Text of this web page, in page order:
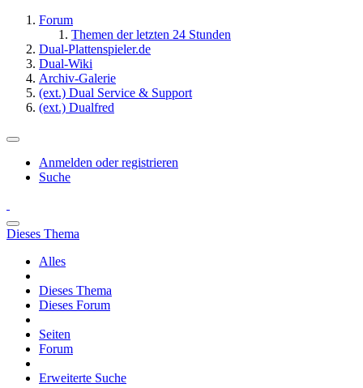
Forum
Themen der letzten 24 Stunden
Dual-Plattenspieler.de
Dual-Wiki
Archiv-Galerie
(ext.) Dual Service & Support
(ext.) Dualfred
Anmelden oder registrieren
Suche
Dieses Thema
Alles
Dieses Thema
Dieses Forum
Seiten
Forum
Erweiterte Suche